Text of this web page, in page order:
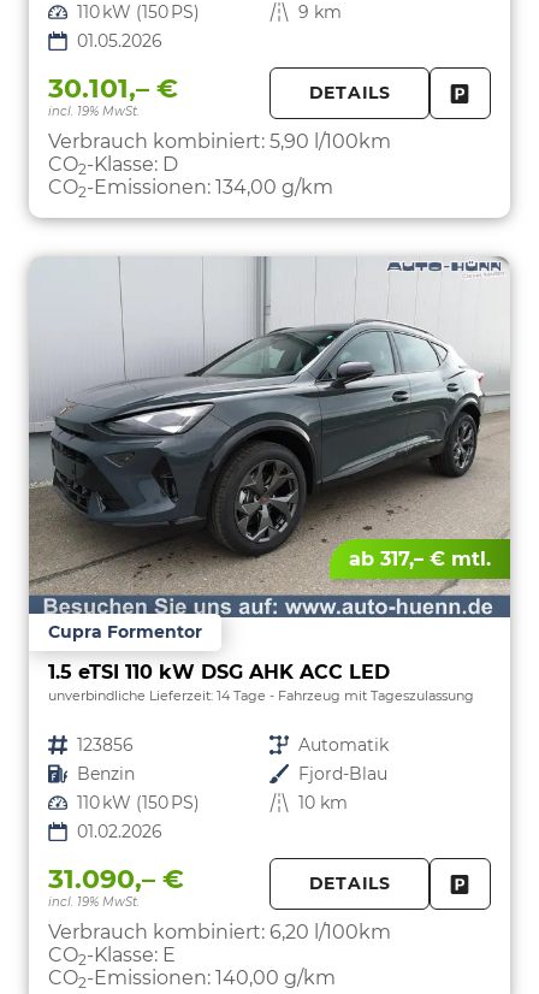
Leistung 110 kW (150 PS) Kilometerstand 9 km
01.05.2026
30.101,– €
incl. 19% MwSt.
DETAILS
Verbrauch kombiniert: 5,90 l/100km
CO2-Klasse: D
CO2-Emissionen: 134,00 g/km
ab 317,– € mtl.
Cupra Formentor
1.5 eTSI 110 kW DSG AHK ACC LED
unverbindliche Lieferzeit: 14 Tage Fahrzeug mit Tageszulassung
Fahrzeugnr. 123856 Getriebe Automatik
Kraftstoff Benzin Außenfarbe Fjord-Blau
Leistung 110 kW (150 PS) Kilometerstand 10 km
01.02.2026
31.090,– €
incl. 19% MwSt.
DETAILS
Verbrauch kombiniert: 6,20 l/100km
CO2-Klasse: E
CO2-Emissionen: 140,00 g/km